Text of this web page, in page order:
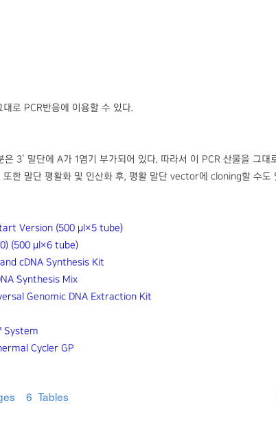
로 PCR반응에 이용할 수 있다.
3’ 말단에 A가 1염기 부가되어 있다. 따라서 이 PCR 산물을 그대
한 말단 평활화 및 인산화 후, 평활 말단 vector에 cloning할 수도
Version (500 μl×5 tube)
(500 μl×6 tube)
cDNA Synthesis Kit
Synthesis Mix
Genomic DNA Extraction Kit
System
Cycler GP